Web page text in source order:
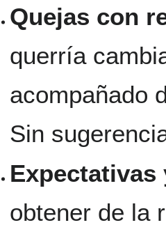
Quejas con
querría
acompañado
Sin
Expectativas
obtener de la